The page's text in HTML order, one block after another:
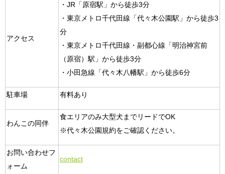
アクセス
・JR「原宿駅」から徒歩3分
・東京メトロ千代田線「代々木公園駅」から徒歩3
分
・東京メトロ千代田線・副都心線「明治神宮前
（原宿）駅」から徒歩3分
・小田急線「代々木八幡駅」から徒歩6分
駐車場 有料あり
わんこの同伴
食エリアのみ大型犬までリードでOK
※代々木公園規約をご確認ください。
お問い合わせフ
ォーム
contact